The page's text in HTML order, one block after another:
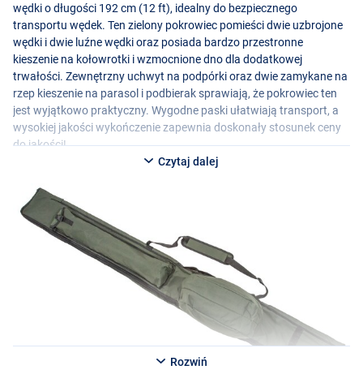
wędki o długości 192 cm (12 ft), idealny do bezpiecznego
transportu wędek. Ten zielony pokrowiec pomieści dwie uzbrojone
wędki i dwie luźne wędki oraz posiada bardzo przestronne
kieszenie na kołowrotki i wzmocnione dno dla dodatkowej
trwałości. Zewnętrzny uchwyt na podpórki oraz dwie zamykane na
rzep kieszenie na parasol i podbierak sprawiają, że pokrowiec ten
jest wyjątkowo praktyczny. Wygodne paski ułatwiają transport, a
wysokiej jakości wykończenie zapewnia doskonały stosunek ceny
do jakości!
Czytaj dalej
Rozwiń